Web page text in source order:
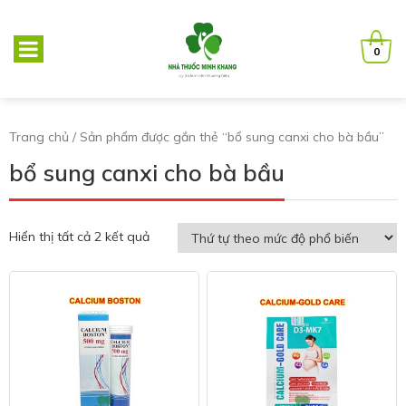
0
Trang chủ / Sản phẩm được gắn thẻ “bổ sung canxi cho bà bầu”
bổ sung canxi cho bà bầu
Hiển thị tất cả 2 kết quả